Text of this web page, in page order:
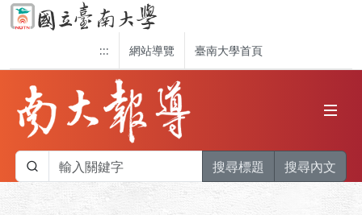
::: 網站導覽 臺南大學首頁
搜尋標題 搜尋內文